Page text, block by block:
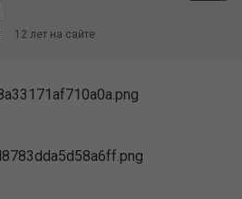
12 лет на сайте